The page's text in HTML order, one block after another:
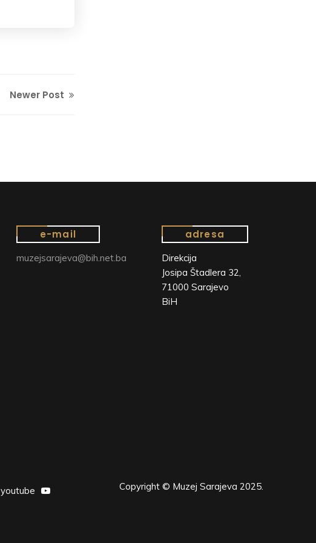
Newer Post
e-mail
muzejsarajeva@bih.net.ba
adresa
Direkcija
Josipa Štadlera 32,
71000 Sarajevo
BiH
youtube Copyright © Muzej Sarajeva 2025.